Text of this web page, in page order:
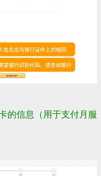
的信息（用于支付月服